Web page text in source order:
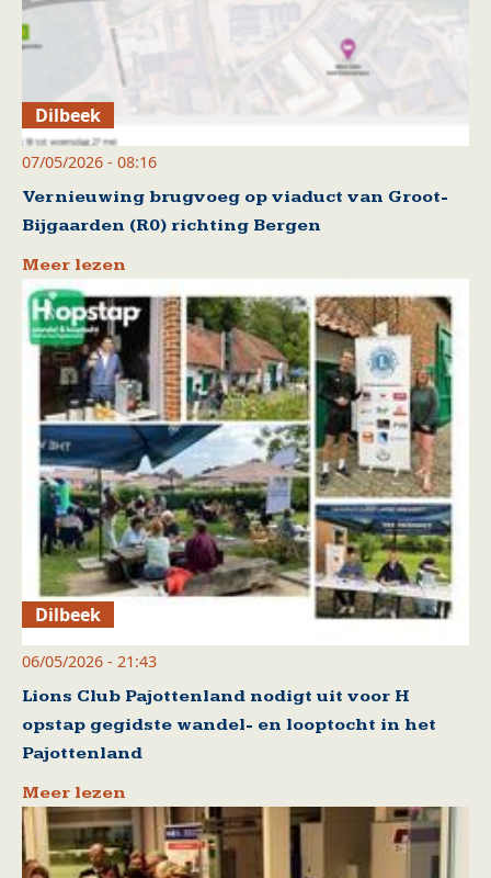
Dilbeek
07/05/2026 - 08:16
Vernieuwing brugvoeg op viaduct van Groot-
Bijgaarden (R0) richting Bergen
Meer lezen
Dilbeek
06/05/2026 - 21:43
Lions Club Pajottenland nodigt uit voor H
opstap gegidste wandel- en looptocht in het
Pajottenland
Meer lezen